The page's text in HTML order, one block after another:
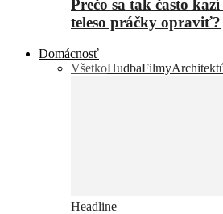
Prečo sa tak často
teleso práčky opraviť?
Domácnosť
VšetkoHudbaFilmy
Headline